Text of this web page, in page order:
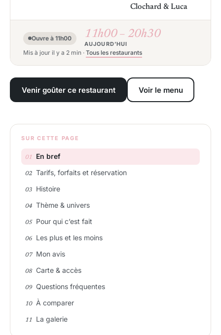
Clochard & Luca
Ouvre à 11h00 11h00 – 20h30
AUJOURD’HUI
Mis à jour il y a 2 min · Tous les restaurants
Venir goûter ce restaurant Voir le menu
SUR CETTE PAGE
En bref
Tarifs, forfaits et réservation
Histoire
Thème & univers
Pour qui c’est fait
Les plus et les moins
Mon avis
Carte & accès
Questions fréquentes
À comparer
La galerie